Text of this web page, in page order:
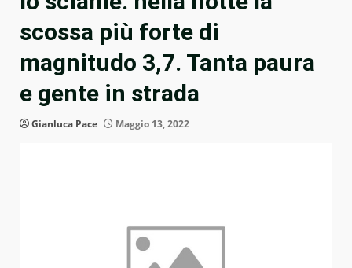
scossa più forte di
magnitudo 3,7. Tanta paura
e gente in strada
Gianluca Pace Maggio 13, 2022